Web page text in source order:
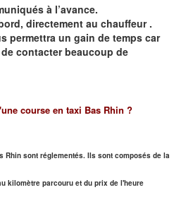
à l’avance.
directement au chauffeur .
permettra un gain de temps car
contacter beaucoup de
course en taxi Bas Rhin ?
Rhin sont réglementés. Ils sont composés de la
kilomètre parcouru et du prix de l'heure